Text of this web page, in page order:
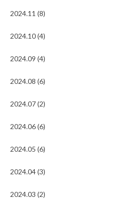
2024.11 (8)
2024.10 (4)
2024.09 (4)
2024.08 (6)
2024.07 (2)
2024.06 (6)
2024.05 (6)
2024.04 (3)
2024.03 (2)